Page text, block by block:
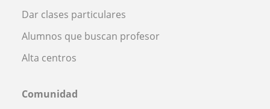
Dar clases particulares
Alumnos que buscan profesor
Alta centros
Comunidad